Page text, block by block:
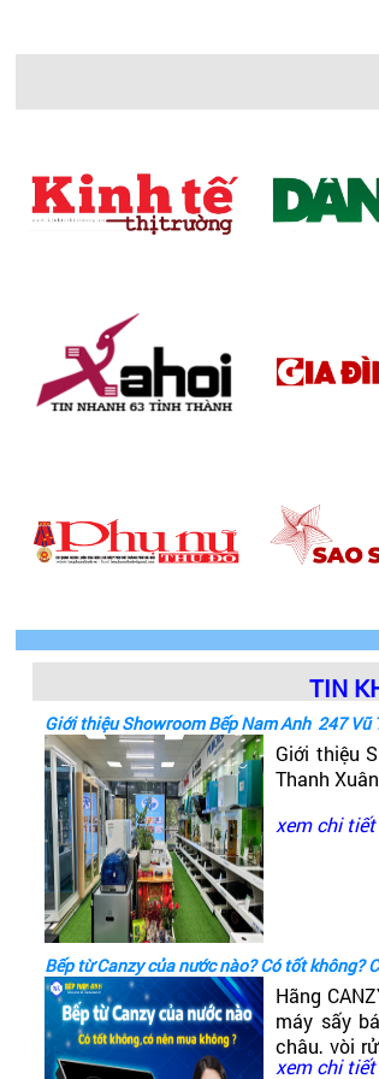
TIN
Giới thiệu Showroom Bếp Nam Anh 247 Vũ
Giới thiệu
Thanh
xem chi
Bếp từ Canzy của nước nào? Có tốt không?
Hãng
máy sấy
chậu, vòi
đó có
xem chi